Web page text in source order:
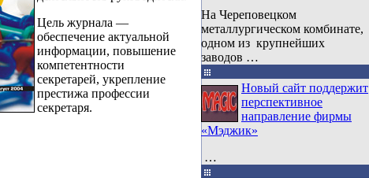
Цель журнала —
обеспечение актуальной
информации, повышение
компетентности
секретарей, укрепление
престижа профессии
секретаря.
На Череповецком
металлургическом комбинате,
одном из крупнейших
заводов …
Новый сайт поддержит
перспективное
направление фирмы
«Мэджик»
…